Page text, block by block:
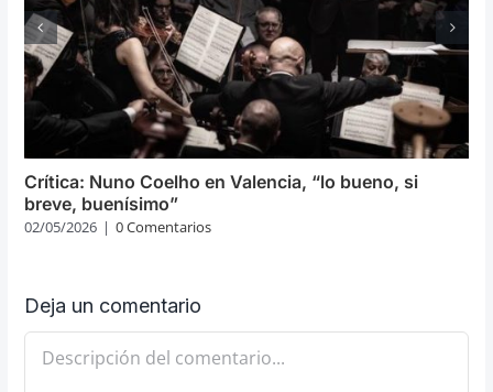
Crítica: Nuno Coelho en Valencia, “lo bueno, si
breve, buenísimo”
02/05/2026 | 0 Comentarios
Deja un comentario
Comentario